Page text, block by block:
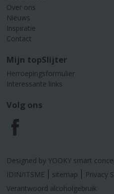
Over ons
Nieuws
Inspiratie
Contact
Mijn topSlijter
Herroepingsformulier
Interessante links
Volg ons
F
a
c
Designed by YOOKY smart
IDIN/ITSME
sitemap Privacy
Verantwoord alcoholgebruik